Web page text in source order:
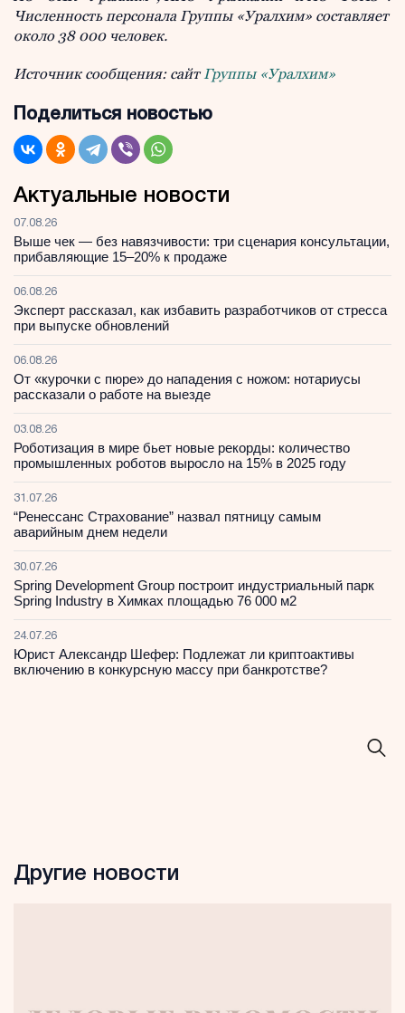
Численность персонала Группы «Уралхим» составляет
около 38 000 человек.
Источник сообщения: сайтГруппы «Уралхим»
Поделиться новостью
Актуальные новости
07.08.26
Выше чек — без навязчивости: три сценария консультации,
прибавляющие 15–20% к продаже
06.08.26
Эксперт рассказал, как избавить разработчиков от стресса
при выпуске обновлений
06.08.26
От «курочки с пюре» до нападения с ножом: нотариусы
рассказали о работе на выезде
03.08.26
Роботизация в мире бьет новые рекорды: количество
промышленных роботов выросло на 15% в 2025 году
31.07.26
“Ренессанс Страхование” назвал пятницу самым
аварийным днем недели
30.07.26
Spring Development Group построит индустриальный парк
Spring Industry в Химках площадью 76 000 м2
24.07.26
Юрист Александр Шефер: Подлежат ли криптоактивы
включению в конкурсную массу при банкротстве?
Другие новости